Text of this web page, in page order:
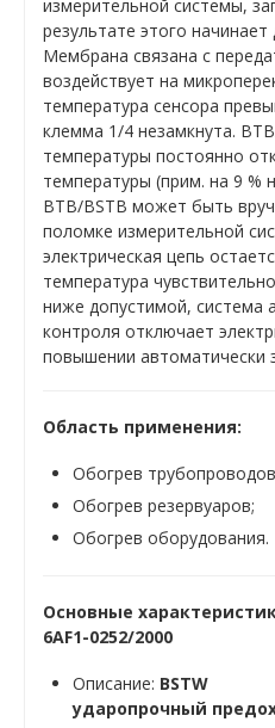
измерительной системы,
результате этого
Мембрана связана с
воздействует на
температура сенсора
клемма 1/4 незамкнута.
температуры постоянно
температуры (прим. на 9 %
ВТВ/BSTB может быть
поломке измерительной
электрическая цепь
температура
ниже допустимой, система
контроля отключает
повышении автоматически
Область применения:
Обогрев
Обогрев резервуаров;
Обогрев оборудования.
Основные
6AF1-0252/2000
Описание: BSTW
ударопрочный